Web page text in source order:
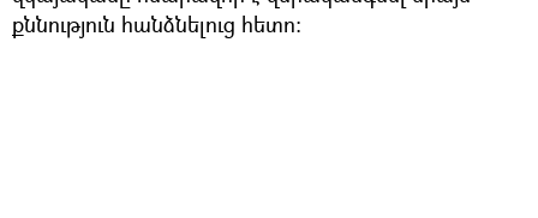
քննություն հանձնելուց հետո։